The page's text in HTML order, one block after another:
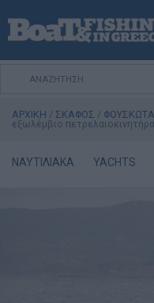
ΑΡΧΙΚΗ
ΕΚΔΟΣΕΙΣ
ΨΑΡΕΜΑ ΑΠΟ ΣΚΑΦΟΣ
ΘΕΣΣΑΛΟΝΙΚΗ BOAT &
ΑΡΧΙΚΗ / ΣΚΑΦΟΣ / ΦΟΥΣΚΩΤΑ
εξωλέμβιο
ΝΑΥΤΙΛΙΑΚΑ YACHTS